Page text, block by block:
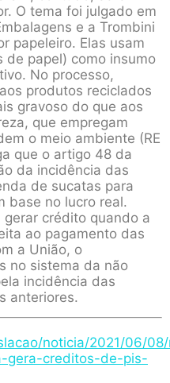
O tema foi julgado em
e a Trombini
papeleiro. Elas usam
de papel) como insumo
No processo,
produtos reciclados
gravoso do que aos
que empregam
o meio ambiente (RE
que o artigo 48 da
da incidência das
de sucatas para
base no lucro real.
crédito quando a
ao pagamento das
a União, o
no sistema da não
incidência das
anteriores.
noticia/2021/06/
gera-creditos-de-pis-